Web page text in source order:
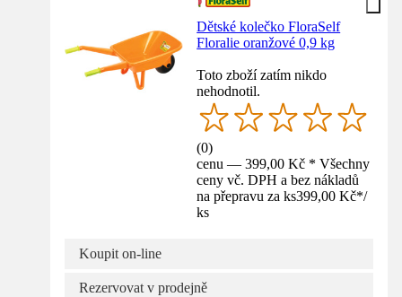
Dětské kolečko FloraSelf
Floralie oranžové 0,9 kg
Toto zboží zatím nikdo
nehodnotil.
(0)
cenu — 399,00 Kč * Všechny
ceny vč. DPH a bez nákladů
na přepravu za ks399,00 Kč*/
ks
Koupit on-line
Rezervovat v prodejně